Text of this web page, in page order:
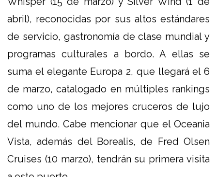
abril), reconocidas por sus altos estándares
de servicio, gastronomía de clase mundial y
programas culturales a bordo. A ellas se
suma el elegante Europa 2, que llegará el 6
de marzo, catalogado en múltiples rankings
como uno de los mejores cruceros de lujo
del mundo. Cabe mencionar que el Oceania
Vista, además del Borealis, de Fred Olsen
Cruises (10 marzo), tendrán su primera visita